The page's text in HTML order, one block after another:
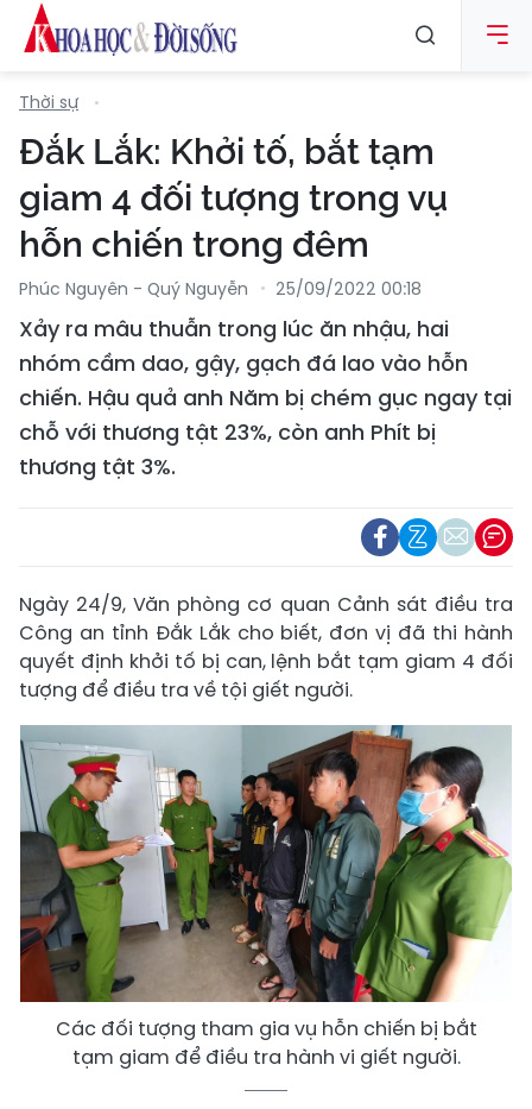
Thời sự
Đắk Lắk: Khởi tố, bắt tạm
giam 4 đối tượng trong vụ
hỗn chiến trong đêm
Phúc Nguyên - Quý Nguyễn 25/09/2022 00:18
Xảy ra mâu thuẫn trong lúc ăn nhậu, hai
nhóm cầm dao, gậy, gạch đá lao vào hỗn
chiến. Hậu quả anh Năm bị chém gục ngay tại
chỗ với thương tật 23%, còn anh Phít bị
thương tật 3%.
Ngày 24/9, Văn phòng cơ quan Cảnh sát điều tra
Công an tỉnh Đắk Lắk cho biết, đơn vị đã thi hành
quyết định khởi tố bị can, lệnh bắt tạm giam 4 đối
tượng để điều tra về tội giết người.
Các đối tượng tham gia vụ hỗn chiến bị bắt
tạm giam để điều tra hành vi giết người.